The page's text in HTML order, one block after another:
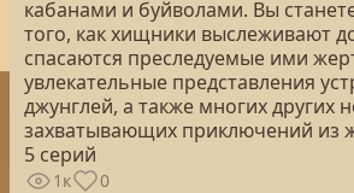
кабанами и буйволами. Вы
того, как хищники выслеживают
спасаются преследуемые ими
увлекательные представления
джунглей, а также многих других
захватывающих приключений из
5 серий
1к 0